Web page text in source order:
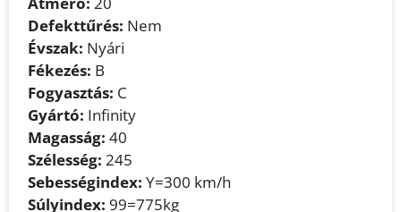
Defekttűrés: Nem
Évszak: Nyári
Fékezés: B
Fogyasztás: C
Gyártó: Infinity
Magasság: 40
Szélesség: 245
Sebességindex: Y=300 km/h
Súlyindex: 99=775kg